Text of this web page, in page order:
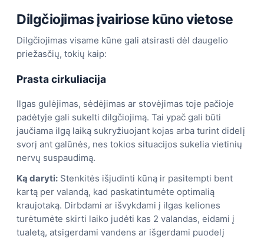
Dilgčiojimas įvairiose kūno vietose
Dilgčiojimas visame kūne gali atsirasti dėl daugelio
priežasčių, tokių kaip:
Prasta cirkuliacija
Ilgas gulėjimas, sėdėjimas ar stovėjimas toje pačioje
padėtyje gali sukelti dilgčiojimą. Tai ypač gali būti
jaučiama ilgą laiką sukryžiuojant kojas arba turint didelį
svorį ant galūnės, nes tokios situacijos sukelia vietinių
nervų suspaudimą.
Ką daryti: Stenkitės išjudinti kūną ir pasitempti bent
kartą per valandą, kad paskatintumėte optimalią
kraujotaką. Dirbdami ar išvykdami į ilgas keliones
turėtumėte skirti laiko judėti kas 2 valandas, eidami į
tualetą, atsigerdami vandens ar išgerdami puodelį